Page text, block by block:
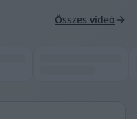
Összes videó